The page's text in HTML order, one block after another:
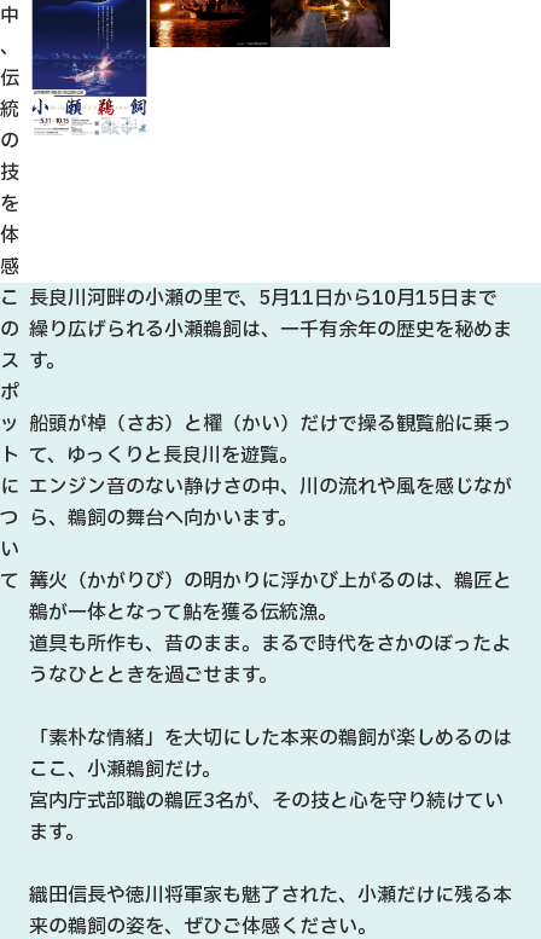
中
、
伝
統
の
技
を
体
感
こ
の
ス
ポ
ッ
ト
に
つ
い
て
長良川河畔の小瀬の里で、5月11日から10月15日まで
繰り広げられる小瀬鵜飼は、一千有余年の歴史を秘めま
す。
船頭が棹（さお）と櫂（かい）だけで操る観覧船に乗っ
て、ゆっくりと長良川を遊覧。
エンジン音のない静けさの中、川の流れや風を感じなが
ら、鵜飼の舞台へ向かいます。
篝火（かがりび）の明かりに浮かび上がるのは、鵜匠と
鵜が一体となって鮎を獲る伝統漁。
道具も所作も、昔のまま。まるで時代をさかのぼったよ
うなひとときを過ごせます。
「素朴な情緒」を大切にした本来の鵜飼が楽しめるのは
ここ、小瀬鵜飼だけ。
宮内庁式部職の鵜匠3名が、その技と心を守り続けてい
ます。
織田信長や徳川将軍家も魅了された、小瀬だけに残る本
来の鵜飼の姿を、ぜひご体感ください。
パンフレット
フォトライブラリー
動画ライブラリー